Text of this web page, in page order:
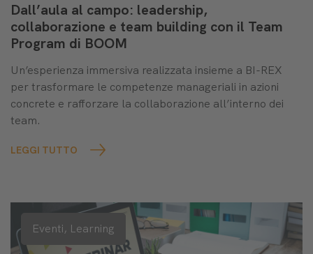
Dall’aula al campo: leadership,
collaborazione e team building con il Team
Program di BOOM
Un’esperienza immersiva realizzata insieme a BI-REX
per trasformare le competenze manageriali in azioni
concrete e rafforzare la collaborazione all’interno dei
team.
LEGGI TUTTO
Eventi, Learning